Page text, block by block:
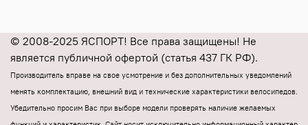
© 2008-2025 ЯСПОРТ! Все права защищены! Не
является публичной офертой (статья 437 ГК РФ).
Производитель вправе на свое усмотрение и без дополнительных уведомлений
менять комплектацию, внешний вид и технические характеристики велосипедов.
Убедительно просим Вас при выборе модели проверять наличие желаемых